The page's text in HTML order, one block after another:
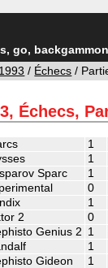
go,
/ Échecs /
Échecs,
1
1
Sparc
1
0
1
2
0
Genius 2 1
1
Gideon
1